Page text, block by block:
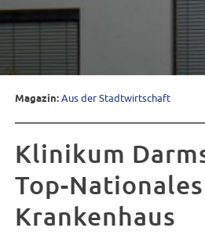
Magazin:Aus der Stadtwirtschaft
Klinikum
Top-Nationales
Krankenhaus